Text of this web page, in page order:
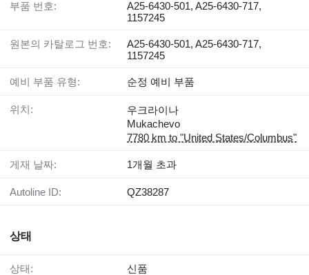
부품 번호:
A25-6430-501, A25-6430-717,
1157245
원본의 카탈로그 번호:
A25-6430-501, A25-6430-717,
1157245
예비 부품 유형: 순정 예비 부품
위치:
우크라이나
Mukachevo
7780 km to "United States/Columbus"
게재 날짜: 1개월 초과
Autoline ID: QZ38287
상태
상태: 신품